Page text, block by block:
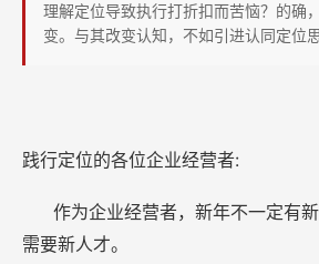
理解定位导致执行打折扣而苦恼？的确
变。与其改变认知，不如引进认同定位
践行定位的各位企业经营者:
作为企业经营者，新年不一定有
需要新人才。